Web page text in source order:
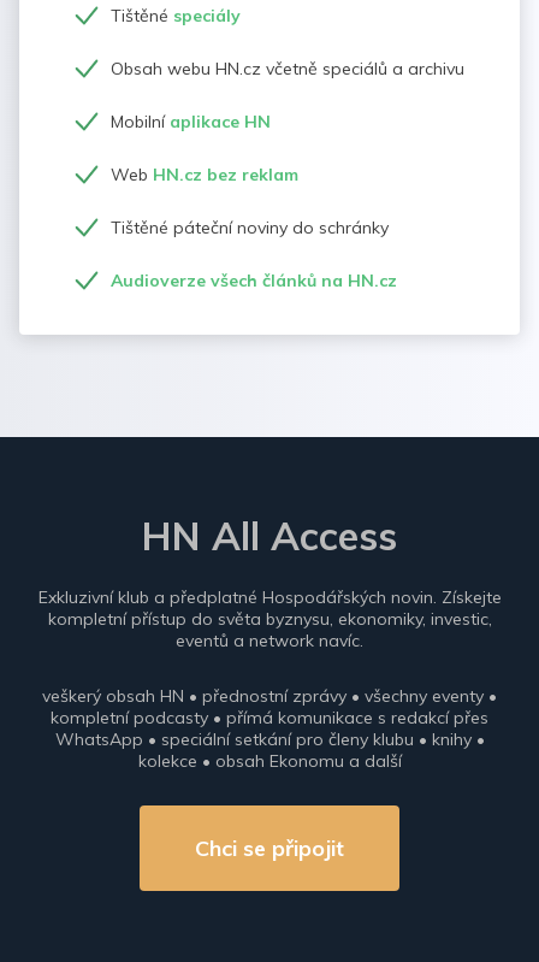
Tištěné speciály
Obsah webu HN.cz včetně speciálů a archivu
Mobilní aplikace HN
Web HN.cz bez reklam
Tištěné páteční noviny do schránky
Audioverze všech článků na HN.cz
HN All Access
Exkluzivní klub a předplatné Hospodářských novin. Získejte
kompletní přístup do světa byznysu, ekonomiky, investic,
eventů a network navíc.
veškerý obsah HN • přednostní zprávy • všechny eventy •
kompletní podcasty • přímá komunikace s redakcí přes
WhatsApp • speciální setkání pro členy klubu • knihy •
kolekce • obsah Ekonomu a další
Chci se připojit